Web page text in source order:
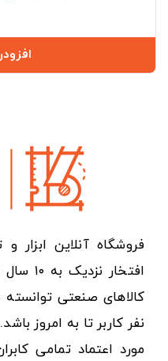
فروشگاه آنلاین
نفر کاربر تا به امروز
مورد اعتماد تمامی